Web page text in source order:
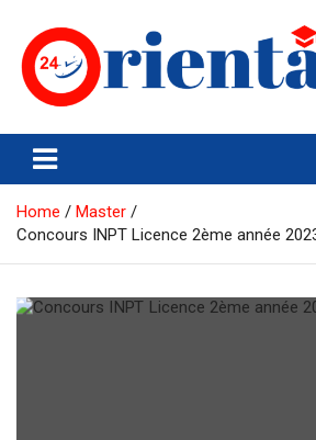
content
Orientation24
Emploi et Orientation au Maroc
Home
Master
Concours INPT Licence 2ème année